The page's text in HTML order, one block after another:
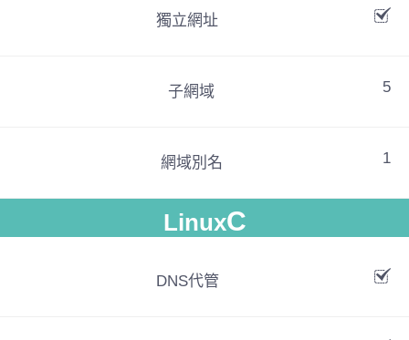
獨立網址
子網域 5
網域別名 1
LinuxC
DNS代管